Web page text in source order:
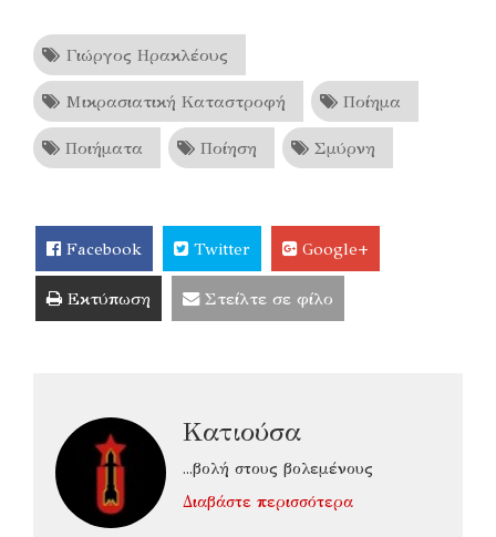
Γιώργος Ηρακλέους
Μικρασιατική Καταστροφή Ποίημα
Ποιήματα Ποίηση Σμύρνη
Facebook Twitter Google+
Εκτύπωση Στείλτε σε φίλο
Κατιούσα
...βολή στους βολεμένους
Διαβάστε περισσότερα